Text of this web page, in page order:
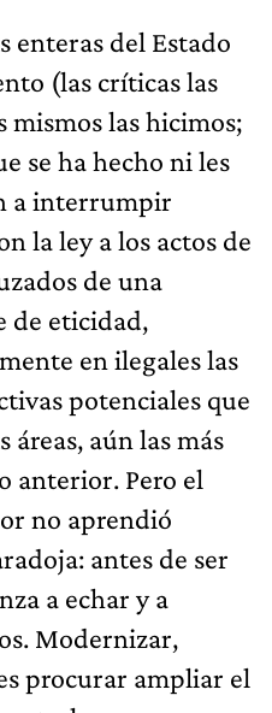
enteras del Estado
(las críticas las
mismos las hicimos;
se ha hecho ni les
a interrumpir
la ley a los actos de
de una
de eticidad,
en ilegales las
potenciales que
áreas, aún las más
anterior. Pero el
no aprendió
antes de ser
a echar y a
Modernizar,
procurar ampliar el